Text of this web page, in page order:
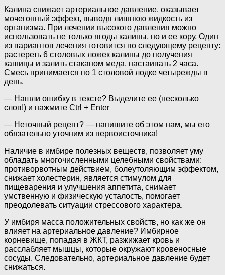
Калина снижает артериальное давление, оказывает
мочегонный эффект, выводя лишнюю жидкость из
организма. При лечении высокого давления можно
использовать не только ягоды калины, но и ее кору. Один
из вариантов лечения готовится по следующему рецепту:
растереть 6 столовых ложек калины до получения
кашицы и залить стаканом меда, настаивать 2 часа.
Смесь принимается по 1 столовой лодке четырежды в
день.
— Нашли ошибку в тексте? Выделите ее (несколько
слов!) и нажмите Ctrl + Enter
— Неточный рецепт? — напишите об этом нам, мы его
обязательно уточним из первоисточника!
Наличие в имбире полезных веществ, позволяет уму
обладать многочисленными целебными свойствами:
противорвотным действием, болеутоляющим эффектом,
снижает холестерин, является стимулом для
пищеварения и улучшения аппетита, снимает
умственную и физическую усталость, помогает
преодолевать ситуации стрессового характера.
У имбиря масса положительных свойств, но как же он
влияет на артериальное давление? Имбирное
корневище, попадая в ЖКТ, разжижает кровь и
расслабляет мышцы, которые окружают кровеносные
сосуды. Следовательно, артериальное давление будет
снижаться.